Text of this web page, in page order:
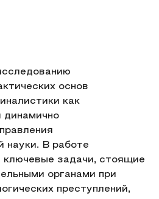
основ
как
динамично
науки. В работе
ключевые задачи, стоящие
органами при
преступлений,